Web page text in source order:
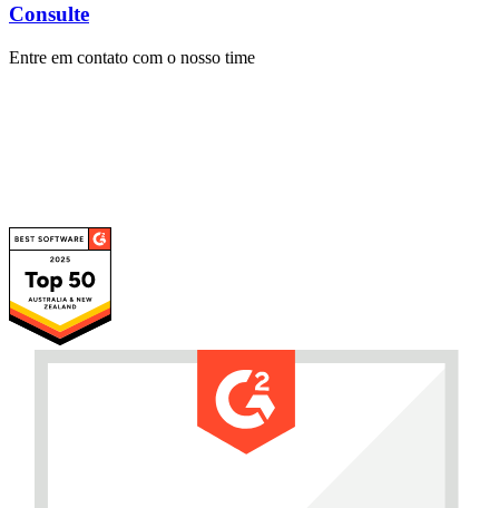
Consulte
Entre em contato com o nosso time